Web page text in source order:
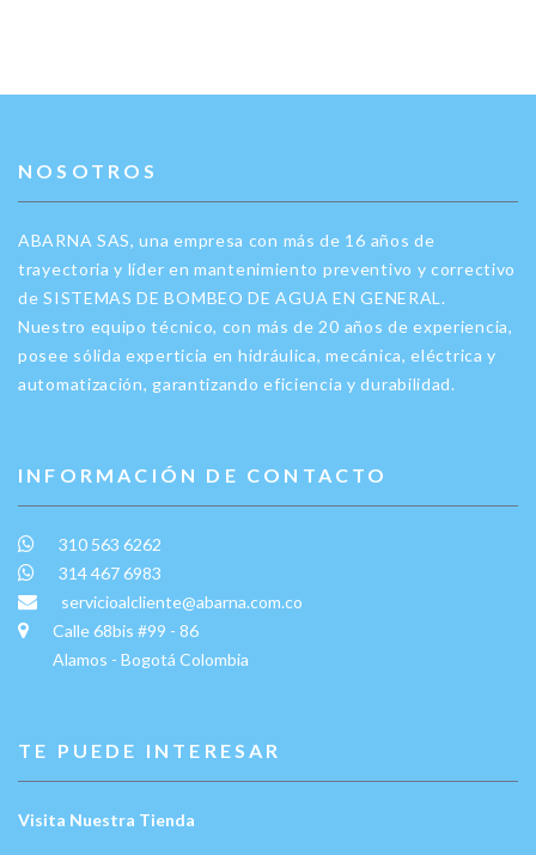
NOSOTROS
ABARNA SAS, una empresa con más de 16 años de
trayectoria y líder en mantenimiento preventivo y correctivo
de SISTEMAS DE BOMBEO DE AGUA EN GENERAL.
Nuestro equipo técnico, con más de 20 años de experiencia,
posee sólida experticia en hidráulica, mecánica, eléctrica y
automatización, garantizando eficiencia y durabilidad.
INFORMACIÓN DE CONTACTO
310 563 6262
314 467 6983
servicioalcliente@abarna.com.co
Calle 68bis #99 - 86
Alamos - Bogotá Colombia
TE PUEDE INTERESAR
Visita Nuestra Tienda